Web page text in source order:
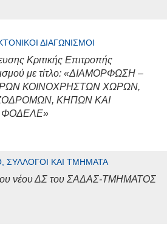
ΔΙΑΓΩΝΙΣΜΟΊ
Κριτικής Επιτροπής
με τίτλο: «ΔΙΑΜΟΡΦΩΣΗ –
ΚΟΙΝΟΧΡΗΣΤΩΝ ΧΩΡΩΝ,
ΚΗΠΩΝ ΚΑΙ
ΦΟΔΕΛΕ»
ΣΎΛΛΟΓΟΙ ΚΑΙ ΤΜΉΜΑΤΑ
νέου ΔΣ του ΣΑΔΑΣ-ΤΜΗΜΑΤΟΣ